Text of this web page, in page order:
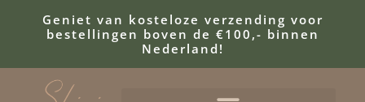
Geniet van kosteloze verzending voor
bestellingen boven de €100,- binnen
Nederland!